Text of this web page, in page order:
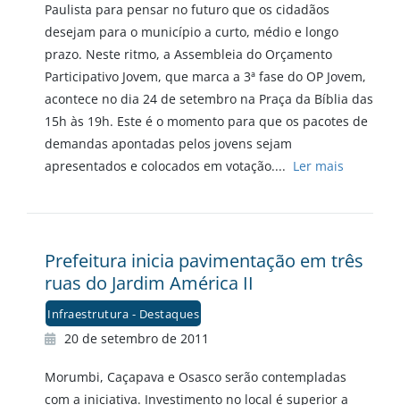
Paulista para pensar no futuro que os cidadãos
desejam para o município a curto, médio e longo
prazo. Neste ritmo, a Assembleia do Orçamento
Participativo Jovem, que marca a 3ª fase do OP Jovem,
acontece no dia 24 de setembro na Praça da Bíblia das
15h às 19h. Este é o momento para que os pacotes de
demandas apontadas pelos jovens sejam
apresentados e colocados em votação.... Ler mais
Prefeitura inicia pavimentação em três
ruas do Jardim América II
Infraestrutura - Destaques
20 de setembro de 2011
Morumbi, Caçapava e Osasco serão contempladas
com a iniciativa. Investimento no local é superior a